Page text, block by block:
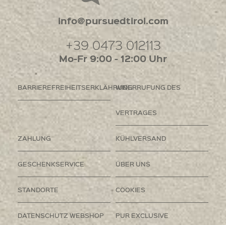
info@pursuedtirol.com
+39 0473 012113
Mo-Fr 9:00 - 12:00 Uhr
BARRIEREFREIHEITSERKLÄHRUNGWIDERRUFUNG DES
VERTRAGES
ZAHLUNG KÜHLVERSAND
GESCHENKSERVICE ÜBER UNS
STANDORTE COOKIES
DATENSCHUTZ WEBSHOP PUR EXCLUSIVE